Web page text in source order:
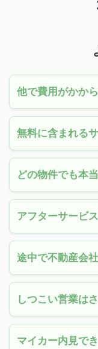
他で費用がかか
無料に含まれる
どの物件でも本
アフターサービ
途中で不動産会
しつこい営業は
マイカー内見で